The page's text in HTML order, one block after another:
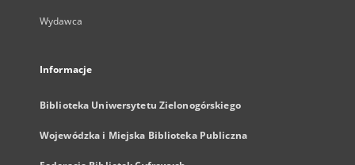
Wydawca
Informacje
Biblioteka Uniwersytetu Zielonogórskiego
Wojewódzka i Miejska Biblioteka Publiczna